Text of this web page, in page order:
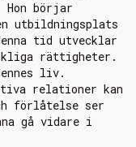
börjar
utbildningsplats
tid utvecklar
rättigheter.
liv.
relationer kan
förlåtelse ser
gå vidare i